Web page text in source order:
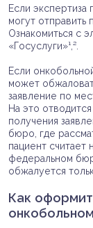
Если экспертиза
могут отправить
Ознакомиться с
«Госуслуги»¹,².
Если
может
заявление по
На это
получения
бюро, где
пациент
федеральном
обжалуется
Как